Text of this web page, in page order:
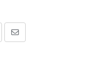
Share